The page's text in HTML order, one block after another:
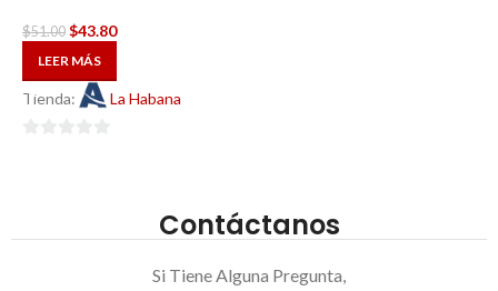
$51.00 $43.80
LEER MÁS
Tienda: La Habana
Contáctanos
Si Tiene Alguna Pregunta,